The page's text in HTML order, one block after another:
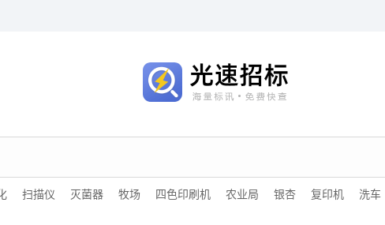
扫描仪 灭菌器 牧场 四色印刷机 农业局 银杏 复印机 洗车